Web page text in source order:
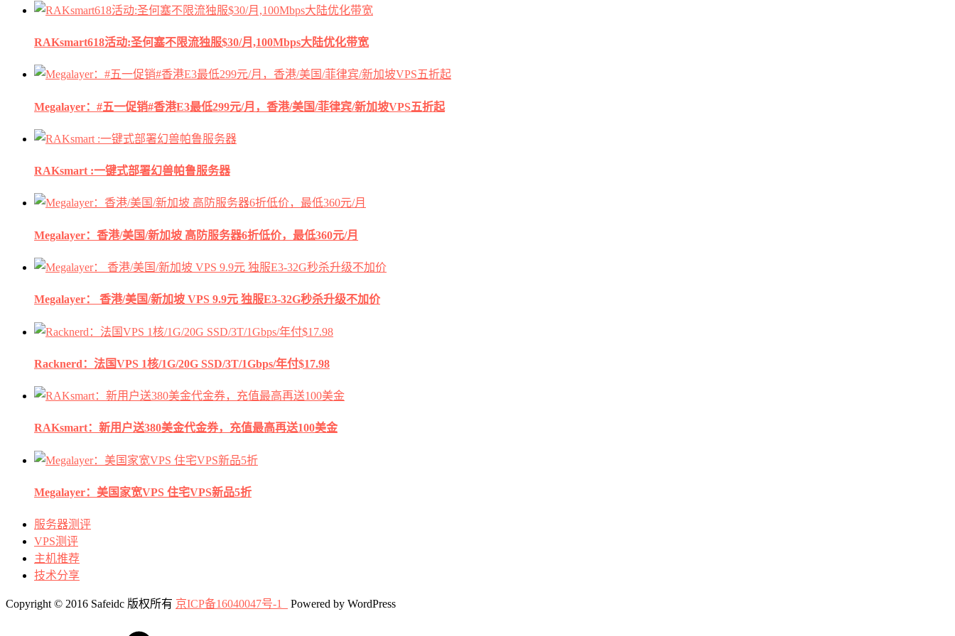
RAKsmart618活动:圣何塞不限流独服$30/月,100Mbps大陆优化带宽
Megalayer：#五一促销#香港E3最低299元/月，香港/美国/菲律宾/新加坡VPS五折起
RAKsmart :一键式部署幻兽帕鲁服务器
Megalayer：香港/美国/新加坡 高防服务器6折低价，最低360元/月
Megalayer： 香港/美国/新加坡 VPS 9.9元 独服E3-32G秒杀升级不加价
Racknerd：法国VPS 1核/1G/20G SSD/3T/1Gbps/年付$17.98
RAKsmart：新用户送380美金代金券，充值最高再送100美金
Megalayer：美国家宽VPS 住宅VPS新品5折
服务器测评
VPS测评
主机推荐
技术分享
Copyright © 2016 Safeidc 版权所有 京ICP备16040047号-1 Powered by WordPress